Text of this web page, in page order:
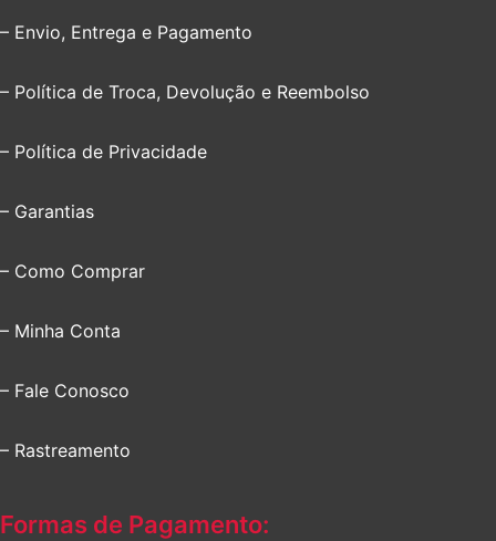
– Envio, Entrega e Pagamento
– Política de Troca, Devolução e Reembolso
– Política de Privacidade
– Garantias
– Como Comprar
– Minha Conta
– Fale Conosco
– Rastreamento
Formas de Pagamento: